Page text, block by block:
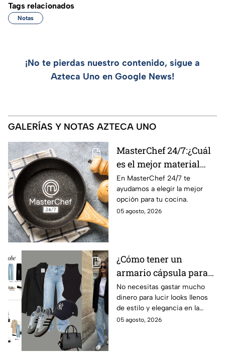
Tags relacionados
Notas
¡No te pierdas nuestro contenido, sigue a
Azteca Uno en Google News!
GALERÍAS Y NOTAS AZTECA UNO
MasterChef 24/7:¿Cuál
es el mejor material
para una sartén?
En MasterChef 24/7 te
ayudamos a elegir la mejor
opción para tu cocina.
05 agosto, 2026
¿Cómo tener un
armario cápsula para
este regreso a clases
2026? Lucirás
sofisticada y elegante
con prendas básicas
No necesitas gastar mucho
dinero para lucir looks llenos
de estilo y elegancia en la
escuela, solo prendas básicas
05 agosto, 2026